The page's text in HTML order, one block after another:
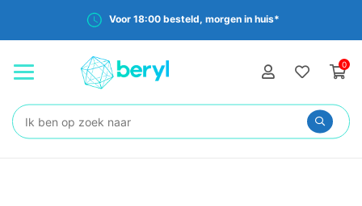
Voor 18:00 besteld, morgen in huis*
0
Zoeken: